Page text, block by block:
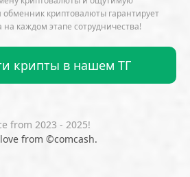
Chain
BNP Paribas
BTCFi Bullish
Bybit
Chainlink (LINK)
CoinDesk
ConsenSys
криптовалюты гарантирует
каждом этапе сотрудничества!
крипты в нашем ТГ
from 2023 - 2025!
from ©comcash.